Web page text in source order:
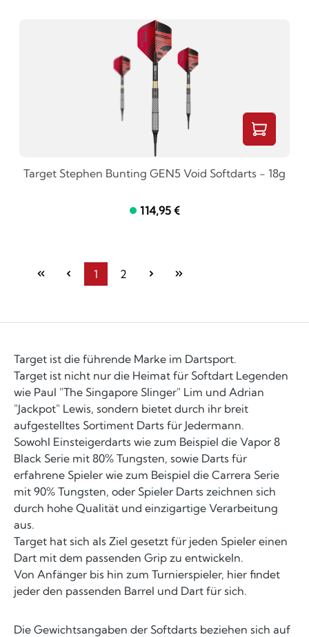
Target Stephen Bunting GEN5 Void Softdarts - 18g
114,95 €
Seite
1
Seite
2
Target ist die führende Marke im Dartsport.
Target ist nicht nur die Heimat für Softdart Legenden
wie Paul "The Singapore Slinger" Lim und Adrian
"Jackpot" Lewis, sondern bietet durch ihr breit
aufgestelltes Sortiment Darts für Jedermann.
Sowohl Einsteigerdarts wie zum Beispiel die Vapor 8
Black Serie mit 80% Tungsten, sowie Darts für
erfahrene Spieler wie zum Beispiel die Carrera Serie
mit 90% Tungsten, oder Spieler Darts zeichnen sich
durch hohe Qualität und einzigartige Verarbeitung
aus.
Target hat sich als Ziel gesetzt für jeden Spieler einen
Dart mit dem passenden Grip zu entwickeln.
Von Anfänger bis hin zum Turnierspieler, hier findet
jeder den passenden Barrel und Dart für sich.
Die Gewichtsangaben der Softdarts beziehen sich auf